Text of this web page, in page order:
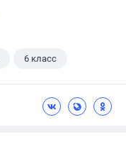
6 класс